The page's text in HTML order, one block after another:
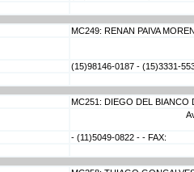
MC249: RENAN PAIVA
(15)98146-0187 - (15)3331-
MC251: DIEGO DEL BIANCO
- (11)5049-0822 - - FAX: